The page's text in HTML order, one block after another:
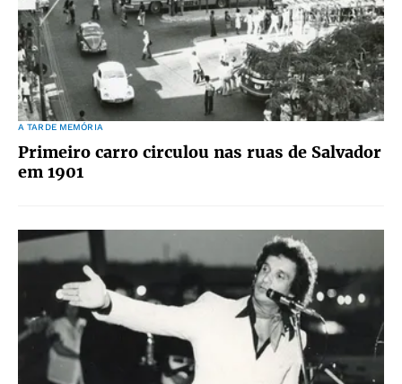
A TARDE MEMÓRIA
Primeiro carro circulou nas ruas de Salvador
em 1901